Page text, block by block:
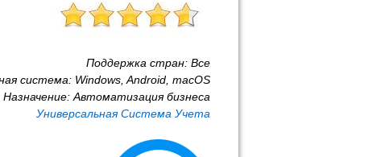
Поддержка стран: Все
система: Windows, Android, macOS
Назначение: Автоматизация бизнеса
Универсальная Система Учета